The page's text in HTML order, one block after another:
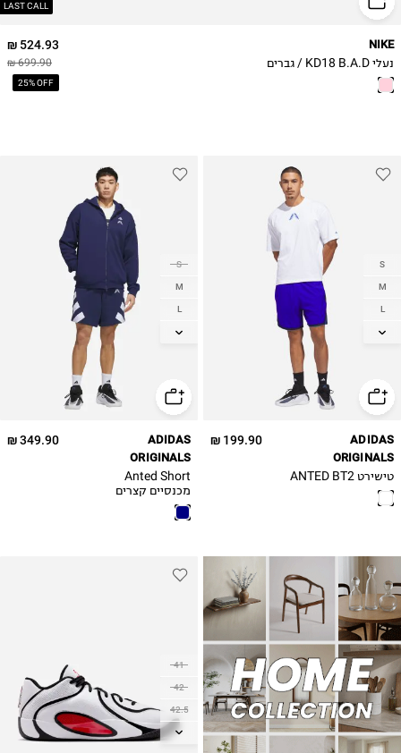
LAST CALL
524.93 ₪
699.90 ₪
25% OFF
NIKE
נעלי KD18 B.A.D / גברים
S
M
L
XL
199.90 ₪
ADIDAS
ORIGINALS
טישירט ANTED BT2
S
M
L
XL
349.90 ₪
ADIDAS
ORIGINALS
Anted Short
מכנסיים קצרים
41
42
42.5
43